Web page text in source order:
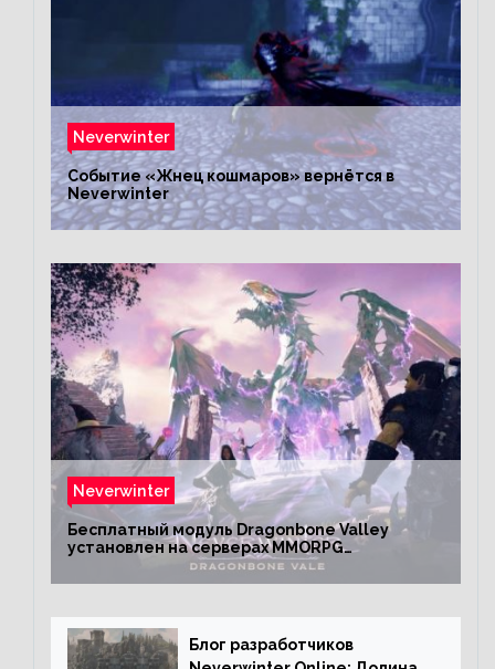
Neverwinter
Событие «Жнец кошмаров» вернётся в
Neverwinter
Neverwinter
Бесплатный модуль Dragonbone Valley
установлен на серверах MMORPG
Блог разработчиков